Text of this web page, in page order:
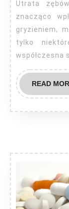
Utrata zębów, niezależnie od przyczyny, może
znacząco
gryzieniem,
tylko
współczesna
READ